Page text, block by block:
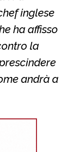
inglese
ha affisso
la
andrà a